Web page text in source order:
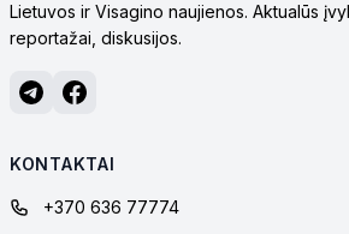
Lietuvos ir Visagino naujienos. Aktualūs
reportažai, diskusijos.
KONTAKTAI
+370 636 77774